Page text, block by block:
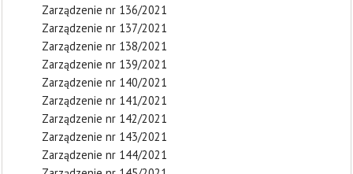
Zarządzenie nr 136/2021
Zarządzenie nr 137/2021
Zarządzenie nr 138/2021
Zarządzenie nr 139/2021
Zarządzenie nr 140/2021
Zarządzenie nr 141/2021
Zarządzenie nr 142/2021
Zarządzenie nr 143/2021
Zarządzenie nr 144/2021